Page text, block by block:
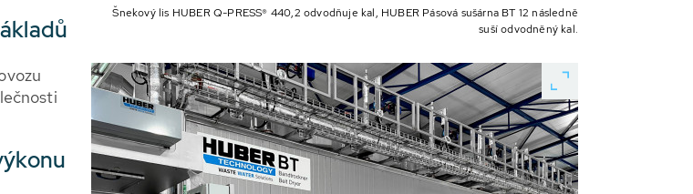
Šnekový lis HUBER Q-PRESS® 440,2 odvodňuje kal, HUBER Pásová sušárna BT 12 následně
suší odvodněný kal.